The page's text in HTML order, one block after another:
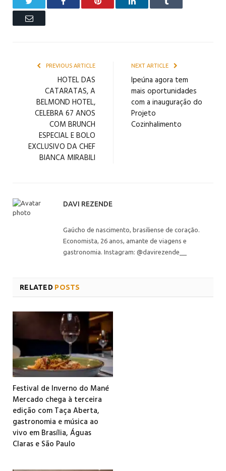
Email
PREVIOUS ARTICLE
HOTEL DAS
CATARATAS, A
BELMOND HOTEL,
CELEBRA 67 ANOS
COM BRUNCH
ESPECIAL E BOLO
EXCLUSIVO DA CHEF
BIANCA MIRABILI
NEXT ARTICLE
Ipeúna agora tem
mais oportunidades
com a inauguração do
Projeto
Cozinhalimento
DAVI REZENDE
Gaúcho de nascimento, brasiliense de coração.
Economista, 26 anos, amante de viagens e
gastronomia. Instagram: @davirezende__
RELATED POSTS
Festival de Inverno do Mané
Mercado chega à terceira
edição com Taça Aberta,
gastronomia e música ao
vivo em Brasília, Águas
Claras e São Paulo